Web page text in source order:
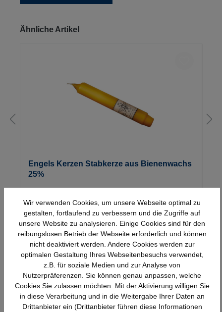
Produktgalerie überspringen
Ähnliche Artikel
Engels Kerzen Stabkerze aus Bienenwachs
25%
3,33 €* Details
Schnelle Lieferung
Bundesweit
Topmarken
Faire Preise
Wir verwenden Cookies, um unsere Webseite optimal zu
gestalten, fortlaufend zu verbessern und die Zugriffe auf
unsere Website zu analysieren. Einige Cookies sind für den
reibungslosen Betrieb der Webseite erforderlich und können
nicht deaktiviert werden. Andere Cookies werden zur
optimalen Gestaltung Ihres Webseitenbesuchs verwendet,
z.B. für soziale Medien und zur Analyse von
Nutzerpräferenzen. Sie können genau anpassen, welche
Cookies Sie zulassen möchten. Mit der Aktivierung willigen Sie
in diese Verarbeitung und in die Weitergabe Ihrer Daten an
Drittanbieter ein (Drittanbieter führen diese Informationen